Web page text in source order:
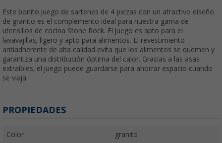
Este bonito juego de sartenes de 4 piezas con un atractivo diseño
de granito es el complemento ideal para nuestra gama de
utensilios de cocina Stone Rock. El juego es apto para el
lavavajillas, ligero y apto para alimentos. El revestimiento
antiadherente de alta calidad evita que los alimentos se quemen y
garantiza una distribución óptima del calor. Gracias a las asas
extraíbles, el juego puede guardarse para ahorrar espacio cuando
se viaja.
PROPIEDADES
Color granito